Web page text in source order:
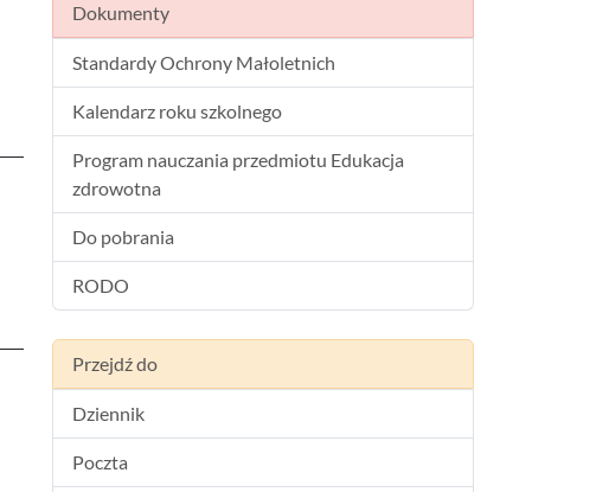
Dokumenty
Standardy Ochrony Małoletnich
Kalendarz roku szkolnego
Program nauczania przedmiotu Edukacja
zdrowotna
Do pobrania
RODO
Przejdź do
Dziennik
Poczta